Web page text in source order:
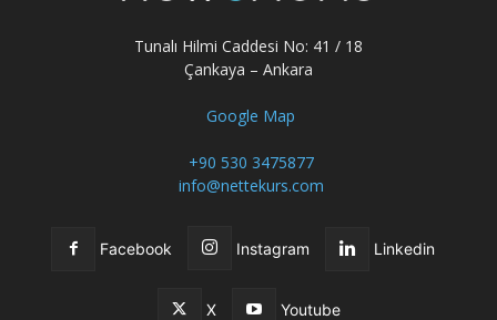
Tunalı Hilmi Caddesi No: 41 / 18
Çankaya – Ankara
Google Map
+90 530 3475877
info@nettekurs.com
Facebook Instagram Linkedin
X Youtube